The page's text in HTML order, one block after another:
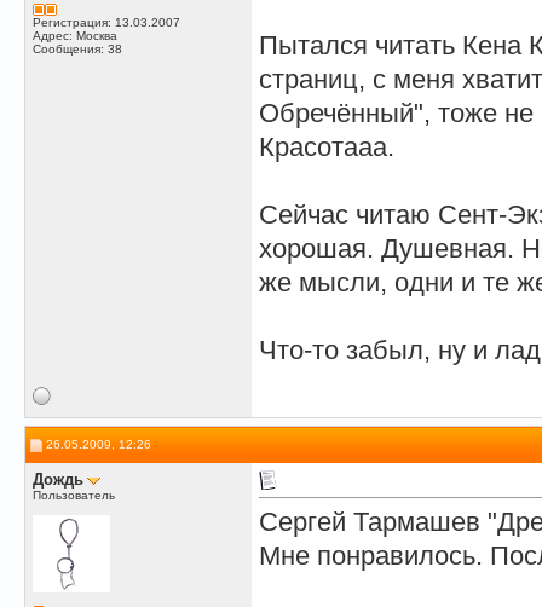
Регистрация: 13.03.2007
Адрес: Москва
Сообщения: 38
Пытался читать Кена
страниц, с меня
Обречённый", тоже не
Красотааа.
Сейчас читаю Сент-
хорошая. Душевная.
же мысли, одни и те
Что-то забыл, ну и
26.05.2009, 12:26
Дождь
Пользователь
Сергей Тармашев
Мне понравилось.